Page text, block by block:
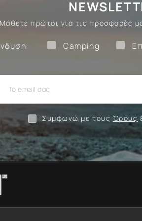
Μάθετε πρώτοι για τις προσφορές
Camping
Camping
Ένδυση
Συμφωνώ με τους Όρους